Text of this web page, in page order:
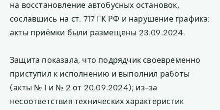
на восстановление автобусных остановок,
сославшись на ст. 717 ГК РФ и нарушение графика:
акты приёмки были размещены 23.09.2024.
Защита показала, что подрядчик своевременно
приступил к исполнению и выполнил работы
(акты № 1 и № 2 от 20.09.2024); из-за
несоответствия технических характеристик